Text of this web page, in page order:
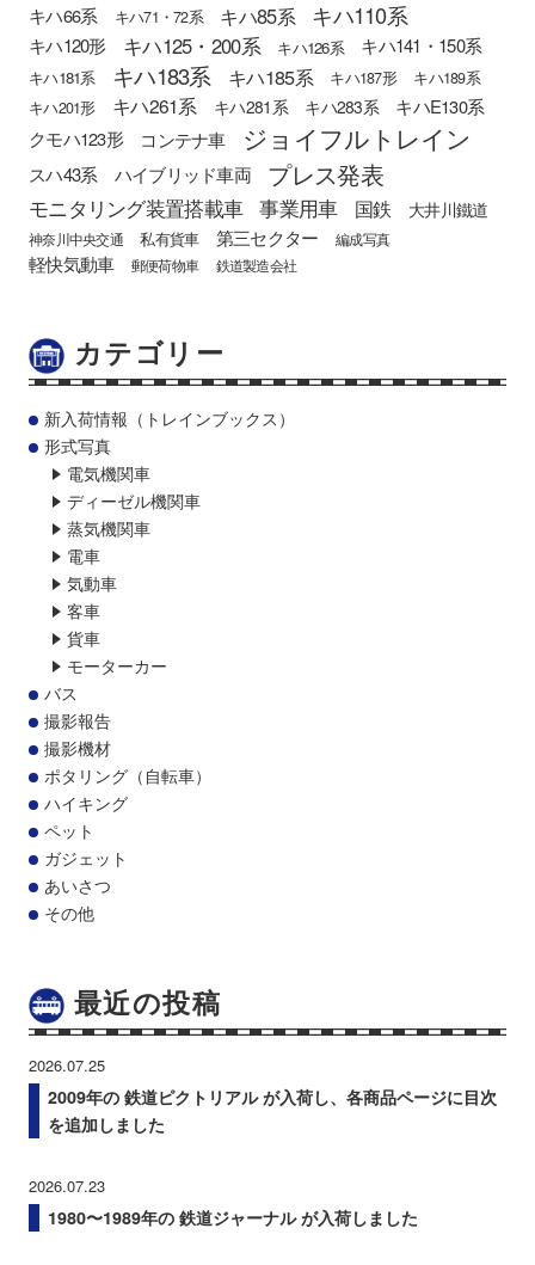
キハ66系 キハ71・72系 キハ85系 キハ110系
キハ120形 キハ125・200系 キハ126系 キハ141・150系
キハ181系 キハ183系 キハ185系 キハ187形
キハ189系
キハ201形
キハ261系 キハ281系 キハ283系
キハE130系
クモハ123形
コンテナ車 ジョイフルトレイン
スハ43系 ハイブリッド車両 プレス発表
モニタリング装置搭載車 事業用車 国鉄 大井川鐵道
神奈川中央交通 私有貨車 第三セクター 編成写真
軽快気動車 郵便荷物車 鉄道製造会社
カテゴリー
新入荷情報（トレインブックス）
形式写真
電気機関車
ディーゼル機関車
蒸気機関車
電車
気動車
客車
貨車
モーターカー
バス
撮影報告
撮影機材
ポタリング（自転車）
ハイキング
ペット
ガジェット
あいさつ
その他
最近の投稿
2026.07.25
2009年の 鉄道ピクトリアル が入荷し、各商品ページに目次
を追加しました
2026.07.23
1980〜1989年の 鉄道ジャーナル が入荷しました